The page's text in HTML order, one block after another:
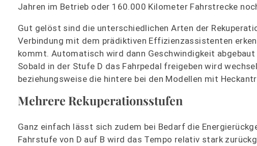
Jahren im Betrieb oder 160.000 Kilometer Fahrstrecke
Gut gelöst sind die unterschiedlichen Arten der
Verbindung mit dem prädiktiven Effizienzassistenten
kommt. Automatisch wird dann Geschwindigkeit
Sobald in der Stufe D das Fahrpedal freigeben wird
beziehungsweise die hintere bei den Modellen mit
Mehrere Rekuperationsstufen
Ganz einfach lässt sich zudem bei Bedarf die
Fahrstufe von D auf B wird das Tempo relativ stark